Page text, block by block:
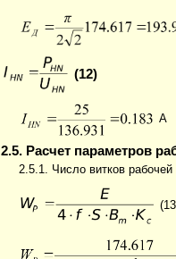
(12)
А
2.5. Расчет параметров
2.5.1. Число витков рабочей